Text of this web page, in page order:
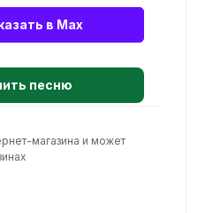
в Max
песню
магазина и может